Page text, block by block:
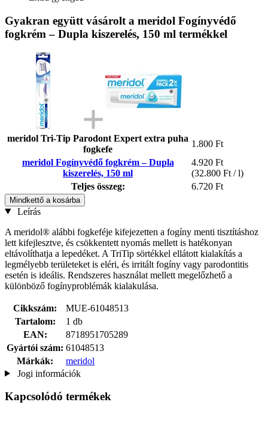
Gyakran együtt vásárolt a meridol Fogínyvédő
fogkrém – Dupla kiszerelés, 150 ml termékkel
meridol Tri-Tip Parodont Expert extra puha
fogkefe
1.800 Ft
meridol Fogínyvédő fogkrém – Dupla
kiszerelés, 150 ml
4.920 Ft
(32.800 Ft / l)
Teljes összeg:
6.720 Ft
Mindkettő a kosárba
Leírás
A meridol® alábbi fogkeféje kifejezetten a fogíny menti tisztításhoz
lett kifejlesztve, és csökkentett nyomás mellett is hatékonyan
eltávolíthatja a lepedéket. A TriTip sörtékkel ellátott kialakítás a
legmélyebb területeket is eléri, és irritált fogíny vagy parodontitis
esetén is ideális. Rendszeres használat mellett megelőzhető a
különböző fogínyproblémák kialakulása.
Cikkszám:
MUE-61048513
Tartalom:
1 db
EAN:
8718951705289
Gyártói szám: 61048513
Márkák:
meridol
Jogi információk
Kapcsolódó termékek